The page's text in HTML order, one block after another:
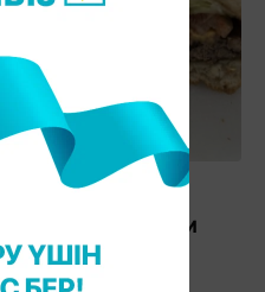
еттен
бургер табиғи
Кули / CNET